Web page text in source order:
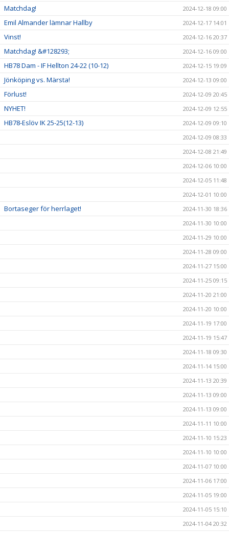
Matchdag! 2024-12-18 09:00
Emil Almander lämnar Hallby 2024-12-17 14:01
Vinst! 2024-12-16 20:37
Matchdag! &#128293; 2024-12-16 09:00
HB78 Dam - IF Hellton 24-22 (10-12) 2024-12-15 19:09
Jönköping vs. Märsta! 2024-12-13 09:00
Förlust! 2024-12-09 20:45
NYHET! 2024-12-09 12:55
HB78-Eslöv IK 25-25(12-13)
2024-12-09 09:10
2024-12-09 08:33
2024-12-08 21:49
2024-12-06 10:00
2024-12-05 11:48
2024-12-01 10:00
Bortaseger för herrlaget!
2024-11-30 18:36
2024-11-30 10:00
2024-11-29 10:00
2024-11-28 09:00
2024-11-27 15:00
2024-11-25 09:15
2024-11-20 21:00
2024-11-20 10:00
2024-11-19 17:00
2024-11-19 15:47
2024-11-18 09:30
2024-11-14 15:00
2024-11-13 20:39
2024-11-13 09:00
2024-11-13 09:00
2024-11-11 10:00
2024-11-10 15:23
2024-11-10 10:00
2024-11-07 10:00
2024-11-06 17:00
2024-11-05 19:00
2024-11-05 15:10
2024-11-04 20:32